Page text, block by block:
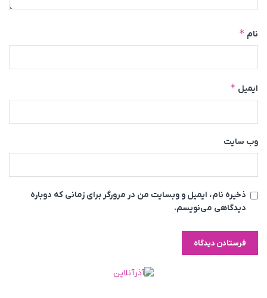
نام *
ایمیل *
وب‌ سایت
ذخیره نام، ایمیل و وبسایت من در مرورگر برای زمانی که دوباره
دیدگاهی می‌نویسم.